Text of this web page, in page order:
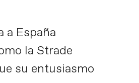
a España
la Strade
su entusiasmo